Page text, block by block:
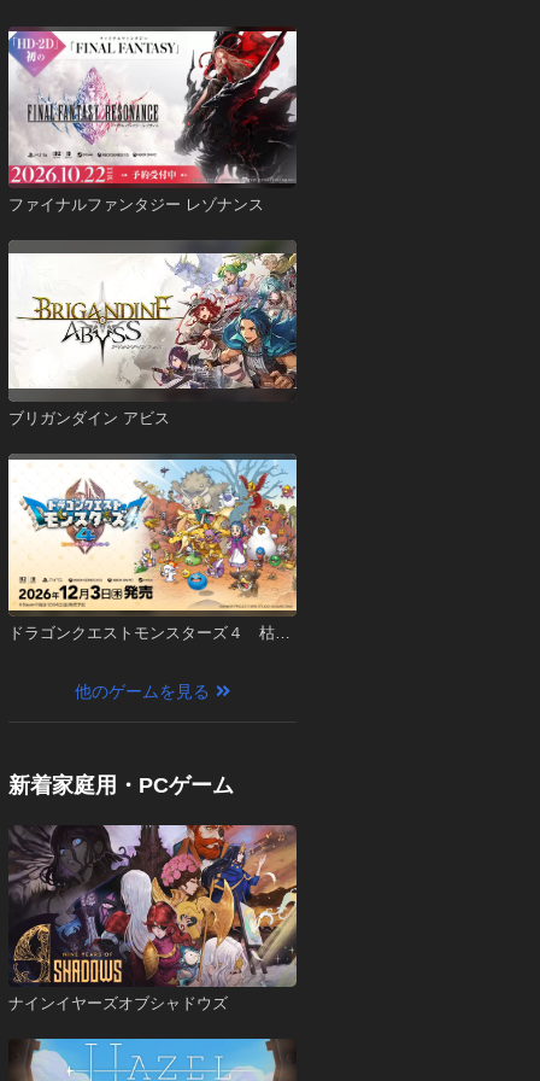
ファイナルファンタジー レゾナンス
ブリガンダイン アビス
ドラゴンクエストモンスターズ４ 枯れ
他のゲームを見る
新着家庭用・PCゲーム
ナインイヤーズオブシャドウズ